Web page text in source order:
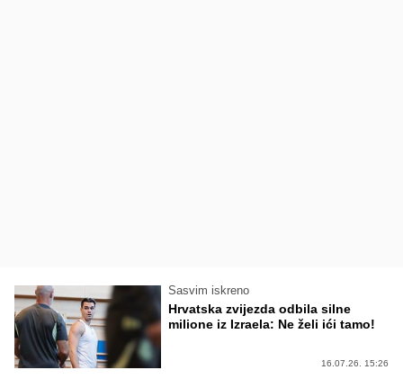
Sasvim iskreno
Hrvatska zvijezda odbila silne
milione iz Izraela: Ne želi ići tamo!
16.07.26. 15:26